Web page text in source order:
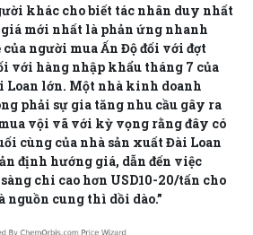
khác cho biết tác nhân duy nhất
mới nhất là phản ứng nhanh
người mua Ấn Độ đối với đợt
với hàng nhập khẩu tháng 7 của
Loan lớn. Một nhà kinh doanh
phải sự gia tăng nhu cầu gây ra
vội vã với kỳ vọng rằng đây có
cùng của nhà sản xuất Đài Loan
định hướng giá, dẫn đến việc
chi cao hơn USD10-20/tấn cho
cung thì dồi dào.”